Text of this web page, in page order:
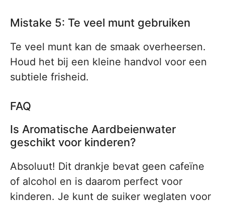
Mistake 5: Te veel munt gebruiken
Te veel munt kan de smaak overheersen.
Houd het bij een kleine handvol voor een
subtiele frisheid.
FAQ
Is Aromatische Aardbeienwater
geschikt voor kinderen?
Absoluut! Dit drankje bevat geen cafeïne
of alcohol en is daarom perfect voor
kinderen. Je kunt de suiker weglaten voor